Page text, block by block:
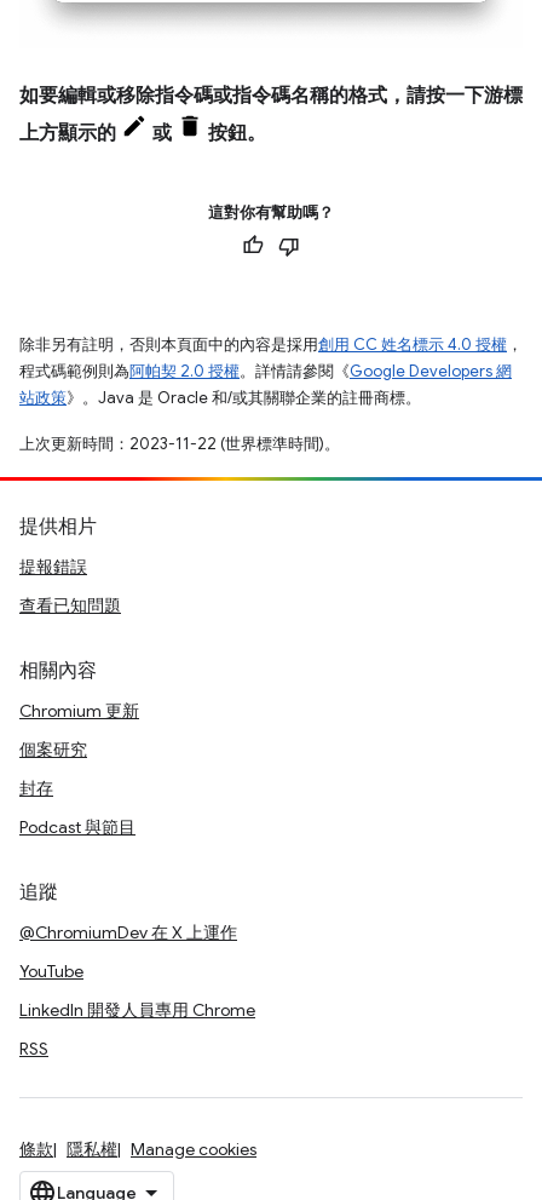
如要編輯或移除指令碼或指令碼名稱的格式，請按一下游標
上方顯示的
或 按鈕。
這對你有幫助嗎？
除非另有註明，否則本頁面中的內容是採用創用 CC 姓名標示 4.0 授權 ，
程式碼範例則為阿帕契 2.0 授權。詳情請參閱《Google Developers 網
站政策》。Java 是 Oracle 和/或其關聯企業的註冊商標。
上次更新時間：2023-11-22 (世界標準時間)。
提供相片
提報錯誤
查看已知問題
相關內容
Chromium 更新
個案研究
封存
Podcast 與節目
追蹤
@ChromiumDev 在 X 上運作
YouTube
LinkedIn 開發人員專用 Chrome
RSS
條款 隱私權 Manage cookies